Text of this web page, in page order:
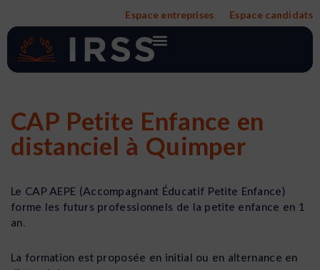
contenu
Espace entreprises Espace candidats
CAP Petite Enfance en
distanciel à Quimper
Le CAP AEPE (Accompagnant Éducatif Petite Enfance)
forme les futurs professionnels de la petite enfance en 1
an.
La formation est proposée en initial ou en alternance en